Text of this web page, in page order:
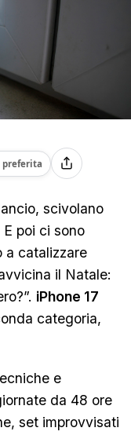
preferita
scivolano
poi ci sono
a catalizzare
il Natale:
iPhone 17
categoria,
e
da 48 ore
set improvvisati